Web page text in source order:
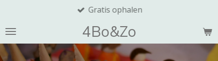
naar
de
hoofdinhoud
4Bo&Zo
Gratis ophalen